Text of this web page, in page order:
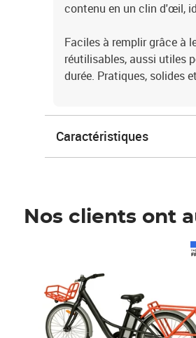
contenu en un clin d'œil,
Faciles à remplir grâce à
réutilisables, aussi utiles
durée. Pratiques, solides
Caractéristiques
Nos clients ont